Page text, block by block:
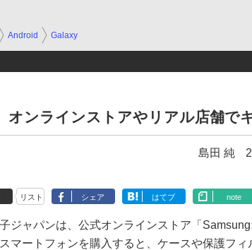
Android Galaxy
オンラインストアやリアル店舗で
島田 純
リスト シェア はてブ note
ジャパンは、公式オンラインストア「
マートフォンを購入すると、ケースや保護フィ